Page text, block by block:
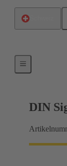
DIN